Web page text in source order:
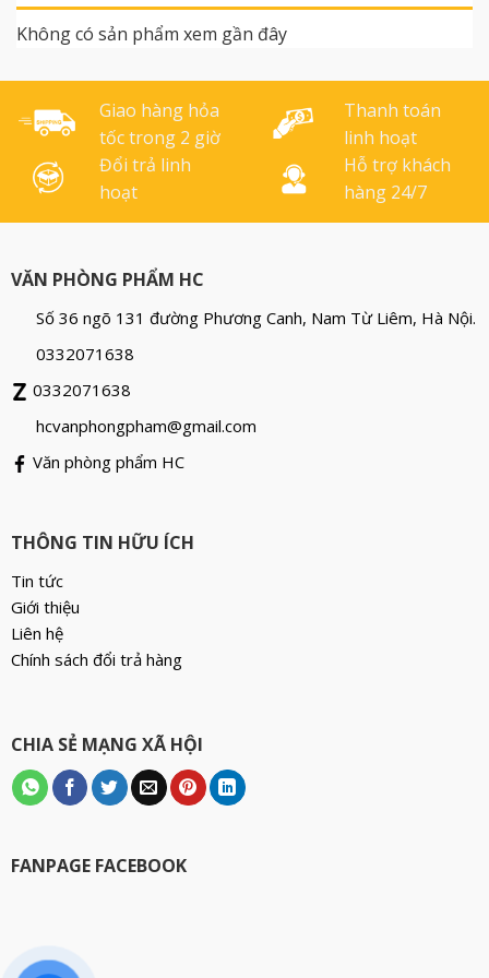
Không có sản phẩm xem gần đây
Giao hàng hỏa
tốc trong 2 giờ
Thanh toán
linh hoạt
Đổi trả linh
hoạt
Hỗ trợ khách
hàng 24/7
VĂN PHÒNG PHẨM HC
Số 36 ngõ 131 đường Phương Canh, Nam Từ Liêm, Hà Nội.
0332071638
0332071638
hcvanphongpham@gmail.com
Văn phòng phẩm HC
THÔNG TIN HỮU ÍCH
Tin tức
Giới thiệu
Liên hệ
Chính sách đổi trả hàng
CHIA SẺ MẠNG XÃ HỘI
FANPAGE FACEBOOK